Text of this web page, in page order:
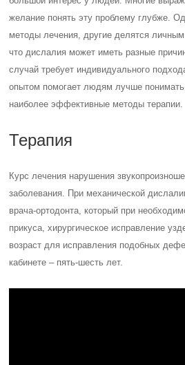
желание понять эту проблему глубже.
методы лечения, другие делятся
что дислалия может иметь разные
случай требует индивидуального
опытом помогает людям лучше
наиболее эффективные методы терапии.
Терапия
Курс лечения нарушения
заболевания. При механической
врача-ортодонта, который при
прикуса, хирургическое исправление
возраст для исправления подобных
кабинете – пять-шесть лет.